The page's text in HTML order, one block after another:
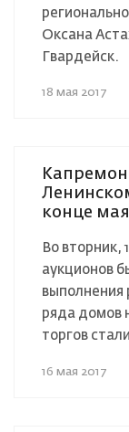
Оксана
Гвардейск.
18 мая 2017
конце мая
Во вторник,
аукционов
выполнения
ряда домов
торгов
16 мая 2017